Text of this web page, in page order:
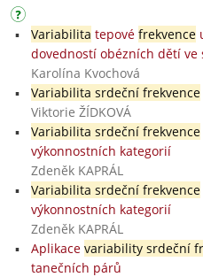
Variabilita tepové frekvence
dovedností obézních dětí
Karolína Kvochová
Variabilita srdeční frekvence
Viktorie ŽÍDKOVÁ
Variabilita srdeční frekvence
výkonnostních kategorií
Zdeněk KAPRÁL
Variabilita srdeční frekvence
výkonnostních kategorií
Zdeněk KAPRÁL
Aplikace variability srdeční
tanečních párů